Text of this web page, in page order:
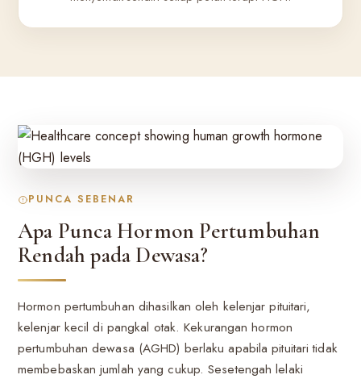
PUNCA SEBENAR
Apa Punca Hormon Pertumbuhan
Rendah pada Dewasa?
Hormon pertumbuhan dihasilkan oleh kelenjar pituitari,
kelenjar kecil di pangkal otak. Kekurangan hormon
pertumbuhan dewasa (AGHD) berlaku apabila pituitari tidak
membebaskan jumlah yang cukup. Sesetengah lelaki